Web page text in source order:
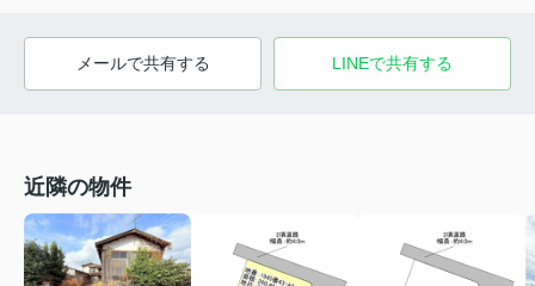
メールで共有する LINEで共有する
近隣の物件